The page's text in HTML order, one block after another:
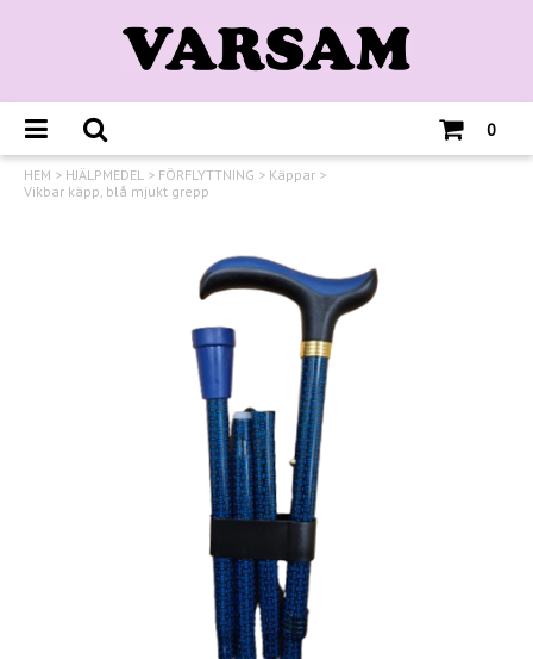
0
HEM > HJÄLPMEDEL > FÖRFLYTTNING > Käppar >
Vikbar käpp, blå mjukt grepp